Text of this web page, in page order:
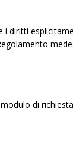
diritti
di